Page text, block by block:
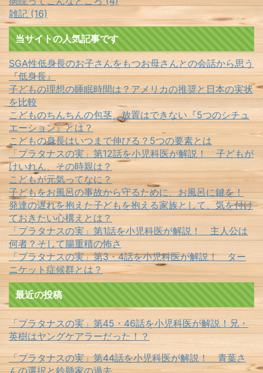
雑記 (16)
当サイトの人気記事です
SGA性低身長のお子さんをもつお母さんとの会話から思う
『低身長』
子どもの理想の睡眠時間は？アメリカの推奨と日本の実状
を比較
こどものちんちんの包茎、放置はできない『5つのシチュ
エーション』とは？
こどもの身長はいつまで伸びる？5つの要素とは
「プラタナスの実」第12話を小児科医が解説！ 子どもが
けいれん、その時親は？
こどもが元気ってなに？
子どもをお風呂の事故から守るために、お風呂に鍵を！
発達の遅れを抱えた子どもを抱える家族として、気を付け
ておきたい心構えとは？
「プラタナスの実」第1話を小児科医が解説！ 主人公は
何者？そして腸重積の怖さ
「プラタナスの実」第3・4話を小児科医が解説！ ター
ニケット症候群とは？
最近の投稿
「プラタナスの実」第45・46話を小児科医が解説！兄・
英樹はヤングケアラーだった！？
「プラタナスの実」第44話を小児科医が解説！ 青葉さ
んの選択と鈴懸家の過去